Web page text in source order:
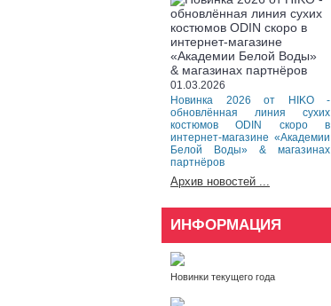
01.03.2026
Новинка 2026 от HIKO -
обновлённая линия сухих
костюмов ODIN скоро в
интернет-магазине «Академии
Белой Воды» & магазинах
партнёров
Архив новостей ...
ИНФОРМАЦИЯ
Новинки текущего года